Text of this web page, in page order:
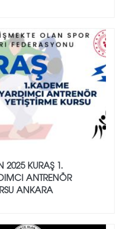
2025 KURAŞ 1.
ANTRENÖR
ANKARA